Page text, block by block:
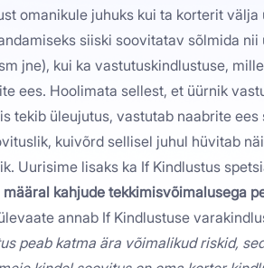
omanikule juhuks kui ta korterit
siiski soovitatav sõlmida
jne), kui ka vastutuskindlustuse,
ees. Hoolimata sellest, et üürnik
tekib üleujutus, vastutab naabrite
kuivõrd sellisel juhul hüvitab
Uurisime lisaks ka If Kindlustus
kahjude tekkimisvõimalusega
annab If Kindlustuse
peab katma ära võimalikud riskid,